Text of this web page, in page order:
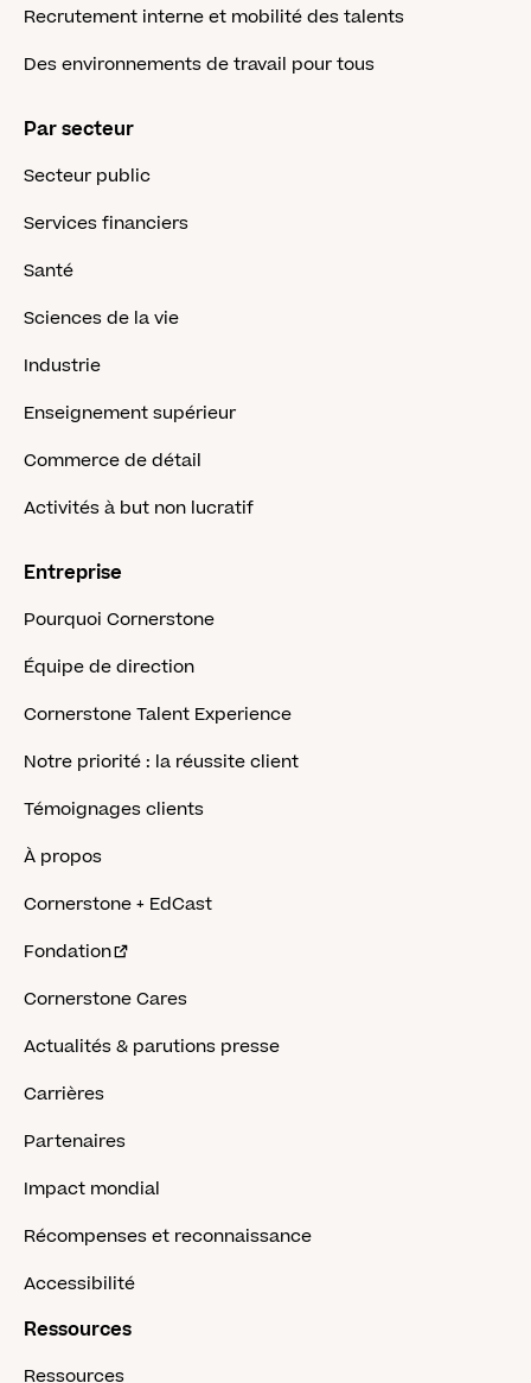
Recrutement interne et mobilité des talents
Des environnements de travail pour tous
Par secteur
Secteur public
Services financiers
Santé
Sciences de la vie
Industrie
Enseignement supérieur
Commerce de détail
Activités à but non lucratif
Entreprise
Pourquoi Cornerstone
Équipe de direction
Cornerstone Talent Experience
Notre priorité : la réussite client
Témoignages clients
À propos
Cornerstone + EdCast
Fondation
Cornerstone Cares
Actualités & parutions presse
Carrières
Partenaires
Impact mondial
Récompenses et reconnaissance
Accessibilité
Ressources
Ressources